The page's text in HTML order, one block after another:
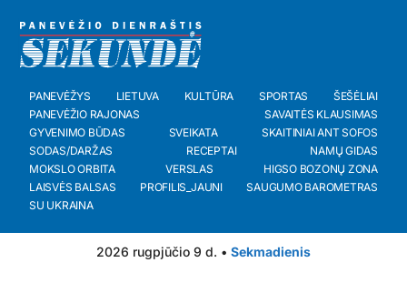
PANEVĖŽYS LIETUVA KULTŪRA SPORTAS
ŠEŠĖLIAI
PANEVĖŽIO RAJONAS
SAVAITĖS KLAUSIMAS
GYVENIMO BŪDAS
SVEIKATA
SKAITINIAI ANT SOFOS
SODAS/DARŽAS
RECEPTAI
NAMŲ GIDAS
MOKSLO ORBITA
VERSLAS
HIGSO BOZONŲ ZONA
LAISVĖS BALSAS
PROFILIS_JAUNI
SAUGUMO BAROMETRAS
SU UKRAINA
2026 rugpjūčio 9 d. • Sekmadienis